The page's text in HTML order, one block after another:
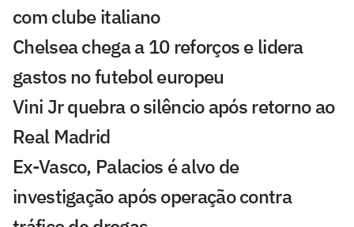
com clube italiano
Chelsea chega a 10 reforços e lidera
gastos no futebol europeu
Vini Jr quebra o silêncio após retorno ao
Real Madrid
Ex-Vasco, Palacios é alvo de
investigação após operação contra